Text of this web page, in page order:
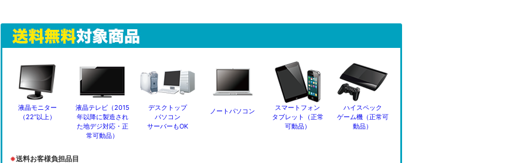
液晶モニター
（22”以上）
液晶テレビ（2015
年以降に製造され
た地デジ対応・正
常可動品）
デスクトップ
パソコン
サーバーもOK
ノートパソコン
スマートフォン
タブレット（正常
可動品）
ハイスペック
ゲーム機（正常可
動品）
※送料お客様負担品目